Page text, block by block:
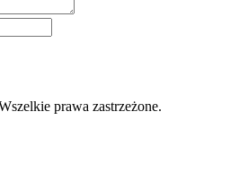
prawa zastrzeżone.